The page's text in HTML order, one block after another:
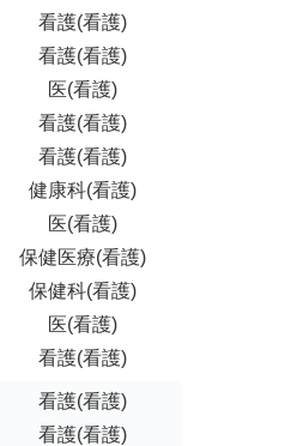
看護(看護)
看護(看護)
医(看護)
看護(看護)
看護(看護)
健康科(看護)
医(看護)
保健医療(看護)
保健科(看護)
医(看護)
看護(看護)
看護(看護)
看護(看護)